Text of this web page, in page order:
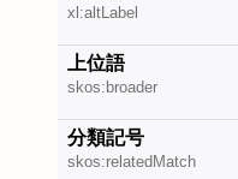
xl:altLabel
上位語
skos:broader
分類記号
skos:relatedMatch